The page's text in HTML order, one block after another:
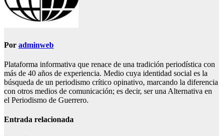
Por adminweb
Plataforma informativa que renace de una tradición periodística con
más de 40 años de experiencia. Medio cuya identidad social es la
búsqueda de un periodismo crítico opinativo, marcando la diferencia
con otros medios de comunicación; es decir, ser una Alternativa en
el Periodismo de Guerrero.
Entrada relacionada